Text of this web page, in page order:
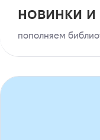
новинки
пополняем